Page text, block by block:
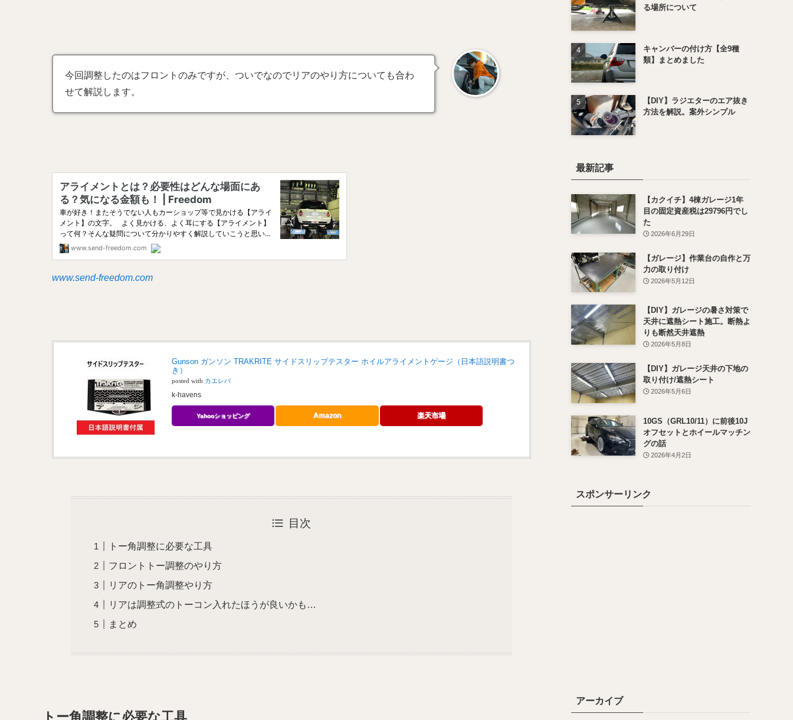
今回調整したのはフロントのみですが、ついでなのでリアのやり方についても合わ
せて解説します。
www.send-freedom.com
Gunson ガンソン TRAKRITE サイドスリップテスター ホイルアライメントゲージ（日本語説明書つ
き）
posted with カエレバ
k-havens
Yahooショッピング Amazon 楽天市場
目次
トー角調整に必要な工具
フロントトー調整のやり方
リアのトー角調整やり方
リアは調整式のトーコン入れたほうが良いかも…
まとめ
トー角調整に必要な工具
る場所について
キャンバーの付け方【全9種
類】まとめました
【DIY】ラジエターのエア抜き
方法を解説。案外シンプル
最新記事
【カクイチ】4棟ガレージ1年
目の固定資産税は29796円でし
た
2026年6月29日
【ガレージ】作業台の自作と万
力の取り付け
2026年5月12日
【DIY】ガレージの暑さ対策で
天井に遮熱シート施工。断熱よ
りも断然天井遮熱
2026年5月8日
【DIY】ガレージ天井の下地の
取り付け/遮熱シート
2026年5月6日
10GS（GRL10/11）に前後10J
オフセットとホイールマッチン
グの話
2026年4月2日
スポンサーリンク
アーカイブ